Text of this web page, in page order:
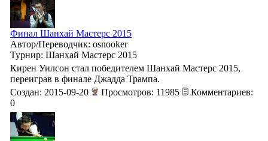
Финал Шанхай Мастерс 2015
Автор/Переводчик: osnooker
Турнир: Шанхай Мастерс 2015
Кирен Уилсон стал победителем Шанхай Мастерс 2015,
переиграв в финале Джадда Трампа.
Создан: 2015-09-20
Просмотров: 11985
Комментариев:
0